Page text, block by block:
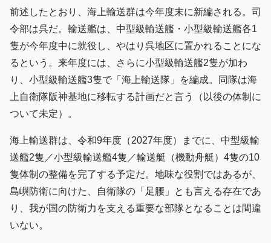
前述したとおり、海上輸送群は今年度末に新編される。司
令部は呉だ。輸送艦は、中型級輸送艦・小型級輸送艦各1
隻が今年度中に就役し、やはり呉地区に置かれることにな
るという。来年度には、さらに小型級輸送艦2隻が加わ
り、小型級輸送艦3隻で「海上輸送隊」を編成。同隊は海
上自衛隊阪神基地に移転する計画だと言う（以後の体制に
ついて未定）。
海上輸送群は、令和9年度（2027年度）までに、中型級輸
送艦2隻／小型級輸送艦4隻／輸送艇（機動舟艇）4隻の10
隻体制の整備を完了する予定だ。地味な役割ではあるが、
島嶼防衛に向けた、自衛隊の「足腰」とも言える存在であ
り、我が国の防衛力を支える重要な部隊となることは間違
いない。